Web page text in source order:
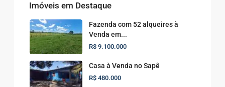
Imóveis em Destaque
Fazenda com 52 alqueires à
Venda em...
R$ 9.100.000
Casa à Venda no Sapê
R$ 480.000